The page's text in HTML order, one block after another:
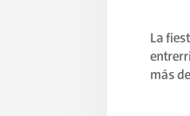
La
más